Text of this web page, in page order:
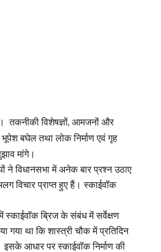
तकनीकी विशेषज्ञों, आमजनों और
बघेल तथा लोक निर्माण एवं गृह
मांगे।
ने विधानसभा में अनेक बार प्रश्न उठाए
विचार प्राप्त हुए हैं। स्काईवॉक
स्काईवॉक ब्रिज के संबंध में सर्वेक्षण
गया था कि शास्त्री चौक में प्रतिदिन
इसके आधार पर स्काईवॉक निर्माण की